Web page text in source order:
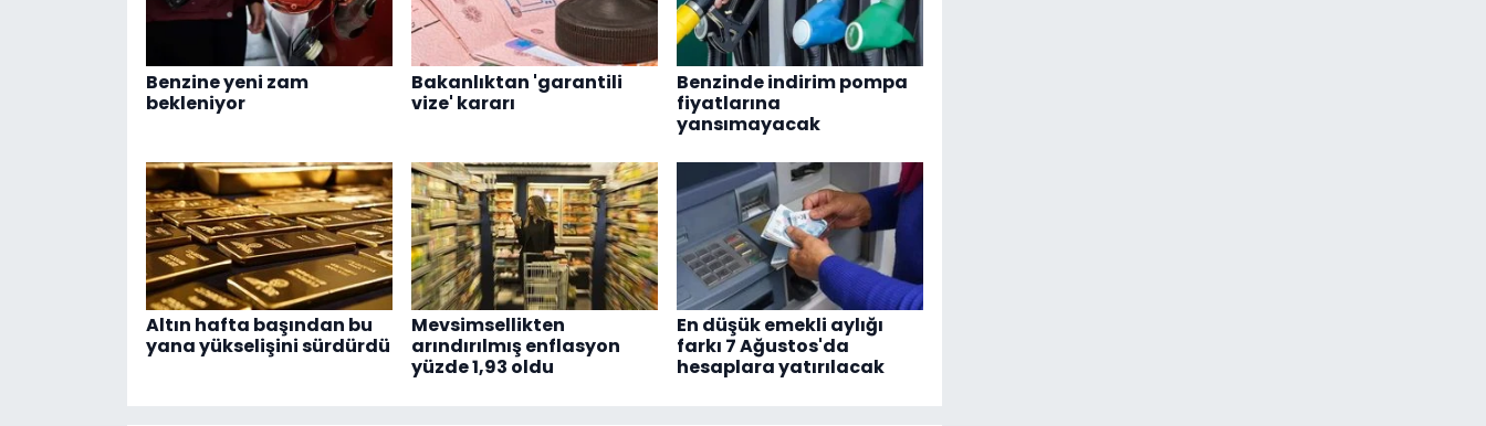
Benzine yeni zam
bekleniyor
Bakanlıktan 'garantili
vize' kararı
Benzinde indirim pompa
fiyatlarına
yansımayacak
Altın hafta başından bu
yana yükselişini sürdürdü
Mevsimsellikten
arındırılmış enflasyon
yüzde 1,93 oldu
En düşük emekli aylığı
farkı 7 Ağustos'da
hesaplara yatırılacak